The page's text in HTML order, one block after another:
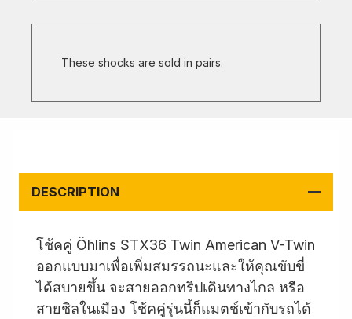
These shocks are sold in pairs.
DESCRIPTION
โช้คคู่ Öhlins STX36 Twin American V-Twin
ออกแบบมาเพื่อเพิ่มสมรรถนะและให้คุณขับขี่
ได้สบายขึ้น จะสายออกทริปเดินทางไกล หรือ
สายชิลในเมือง โช้คคู่รุ่นนี้ก็แมตช์เข้ากับรถได้